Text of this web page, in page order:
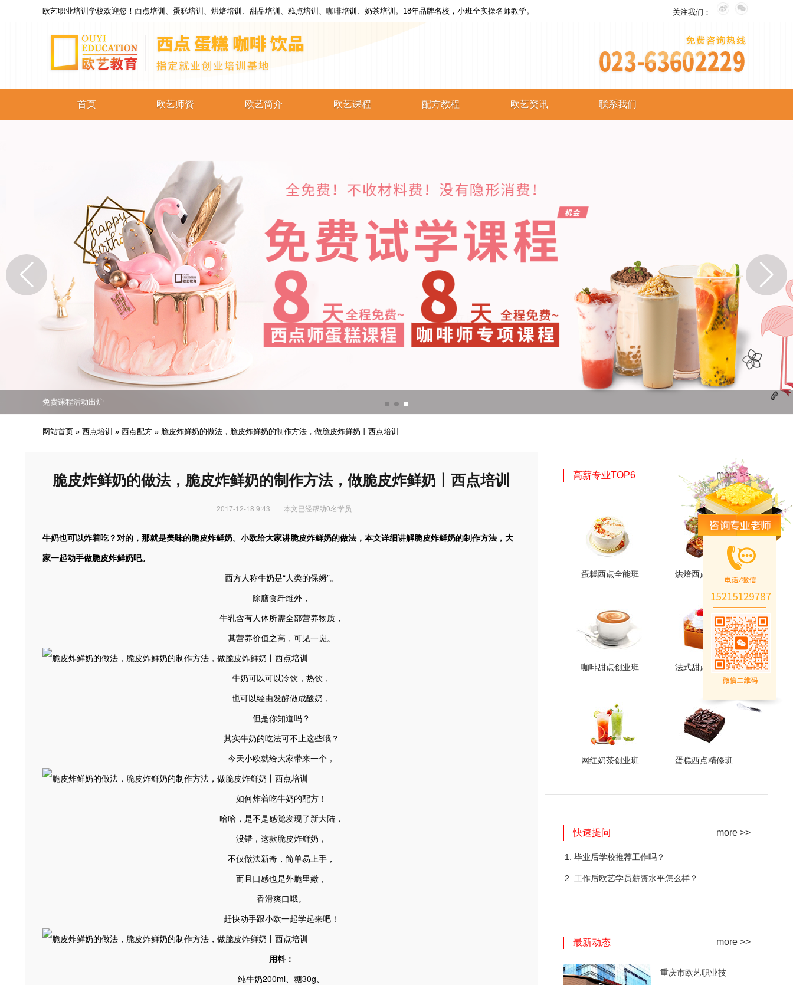
欧艺职业培训学校欢迎您！西点培训、蛋糕培训、烘焙培训、甜品培训、糕点培训、咖啡培训、奶茶培训。18年品牌名校，小班全实操名师教学。 关注我们：
首页 欧艺师资 欧艺简介 欧艺课程
奶茶培训
饮品培训
配方教程
奶茶配方
饮品配方
调酒配方
欧艺资讯 联系我们
免费课程活动出炉
专业西点技能职业培训
培养众多西点技能人才
免费课程活动出炉
专业西点技能职业培训
网站首页 » 西点培训 » 西点配方 » 脆皮炸鲜奶的做法，脆皮炸鲜奶的制作方法，做脆皮炸鲜奶丨西点培训
脆皮炸鲜奶的做法，脆皮炸鲜奶的制作方法，做脆皮炸鲜奶丨西点培训
2017-12-18 9:43 本文已经帮助0名学员
牛奶也可以炸着吃？对的，那就是美味的脆皮炸鲜奶。小欧给大家讲脆皮炸鲜奶的做法，本文详细讲解脆皮炸鲜奶的制作方法，大
家一起动手做脆皮炸鲜奶吧。
西方人称牛奶是“人类的保姆”。
除膳食纤维外，
牛乳含有人体所需全部营养物质，
其营养价值之高，可见一斑。
牛奶可以可以冷饮，热饮，
也可以经由发酵做成酸奶，
但是你知道吗？
其实牛奶的吃法可不止这些哦？
今天小欧就给大家带来一个，
如何炸着吃牛奶的配方！
哈哈，是不是感觉发现了新大陆，
没错，这款脆皮炸鲜奶，
不仅做法新奇，简单易上手，
而且口感也是外脆里嫩，
香滑爽口哦。
赶快动手跟小欧一起学起来吧！
用料：
纯牛奶200ml、糖30g、
高薪专业TOP6 more >>
蛋糕西点全能班
蛋糕西点全能班
火爆的专业
烘焙西点创业班
烘焙西点创业班
火爆的专业
查看详情
咖啡甜点创业班
咖啡甜点创业班
火爆的专业
法式甜点创业班
法式甜点创业班
火爆的专业
网红奶茶创业班
火爆的专业
蛋糕西点精修班
火爆的专业
快速提问 more >>
1. 毕业后学校推荐工作吗？
2. 工作后欧艺学员薪资水平怎么样？
最新动态 more >>
重庆市欧艺职业技